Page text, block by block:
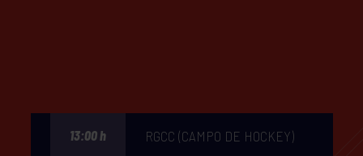
13:00 h RGCC (CAMPO DE HOCKEY)